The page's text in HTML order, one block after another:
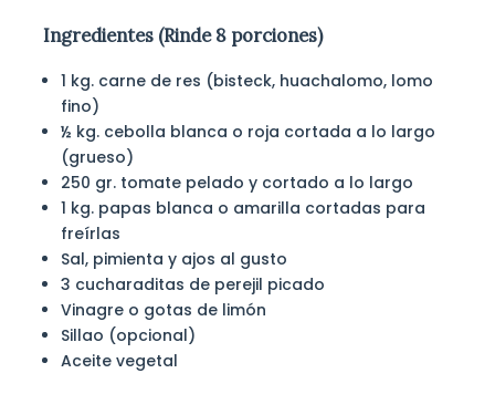
Ingredientes (Rinde 8 porciones)
1 kg. carne de res (bisteck, huachalomo, lomo
fino)
½ kg. cebolla blanca o roja cortada a lo largo
(grueso)
250 gr. tomate pelado y cortado a lo largo
1 kg. papas blanca o amarilla cortadas para
freírlas
Sal, pimienta y ajos al gusto
3 cucharaditas de perejil picado
Vinagre o gotas de limón
Sillao (opcional)
Aceite vegetal